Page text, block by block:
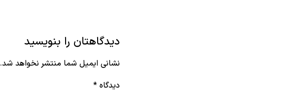
دیدگاهتان را بنویسید
نشانی ایمیل شما منتشر نخواهد شد.
دیدگاه *